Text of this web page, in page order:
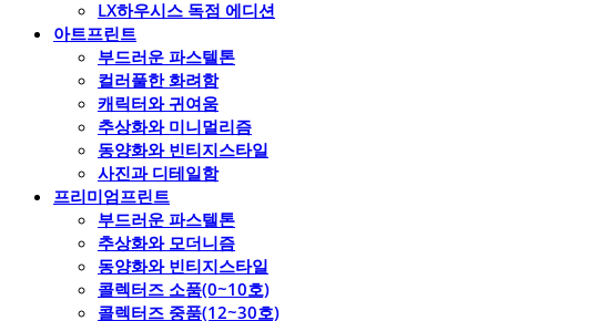
LX하우시스 독점 에디션
아트프린트
부드러운 파스텔톤
컬러풀한 화려함
캐릭터와 귀여움
추상화와 미니멀리즘
동양화와 빈티지스타일
사진과 디테일함
프리미엄프린트
부드러운 파스텔톤
추상화와 모더니즘
동양화와 빈티지스타일
콜렉터즈 소품(0~10호)
콜렉터즈 중품(12~30호)